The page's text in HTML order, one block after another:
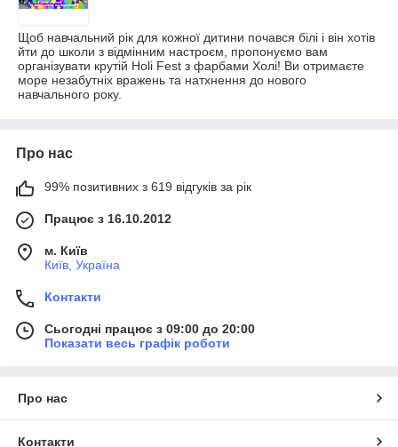
Щоб навчальний рік для кожної дитини почався білі і він хотів
йти до школи з відмінним настроєм, пропонуємо вам
організувати крутій Holi Fest з фарбами Холі! Ви отримаєте
море незабутніх вражень та натхнення до нового
навчального року.
Про нас
99% позитивних з 619 відгуків за рік
Працює з 16.10.2012
м. Київ
Київ, Україна
Контакти
Сьогодні працює з 09:00 до 20:00
Показати весь графік роботи
Про нас
Контакти